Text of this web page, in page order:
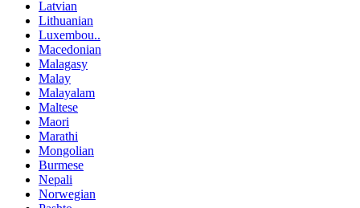
Latvian
Lithuanian
Luxembou..
Macedonian
Malagasy
Malay
Malayalam
Maltese
Maori
Marathi
Mongolian
Burmese
Nepali
Norwegian